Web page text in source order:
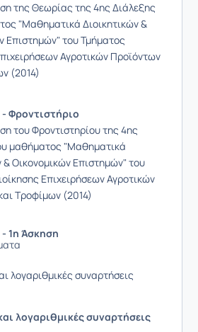
της Θεωρίας της 4ης Διάλεξης
"Μαθηματικά Διοικητικών &
Επιστημών" του Τμήματος
Αγροτικών Προϊόντων
(2014)
Φροντιστήριο
του Φροντιστηρίου της 4ης
μαθήματος "Μαθηματικά
& Οικονομικών Επιστημών" του
Επιχειρήσεων Αγροτικών
Τροφίμων (2014)
1η Άσκηση
λογαριθμικές συναρτήσεις
λογαριθμικές συναρτήσεις